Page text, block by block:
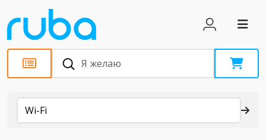
Каталог
Wi-Fi